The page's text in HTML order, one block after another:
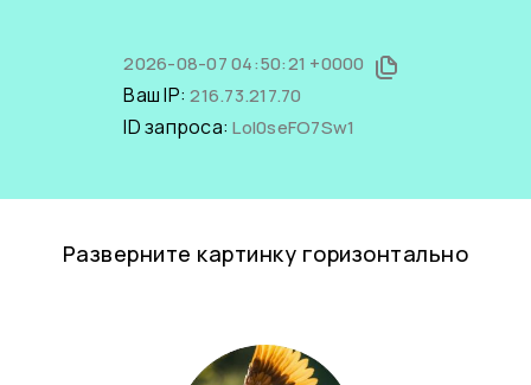
2026-08-07 04:50:21 +0000
Ваш IP:216.73.217.70
ID запроса:LoI0seFO7Sw1
Разверните картинку горизонтально